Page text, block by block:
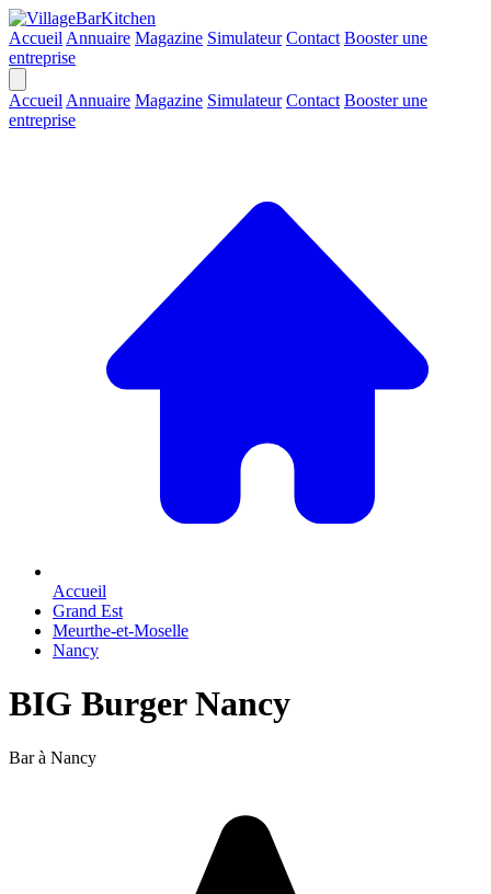
Accueil Annuaire Magazine Simulateur Contact Booster une
entreprise
Accueil Annuaire Magazine Simulateur Contact Booster une
entreprise
Accueil
Grand Est
Meurthe-et-Moselle
Nancy
BIG Burger Nancy
Bar à Nancy